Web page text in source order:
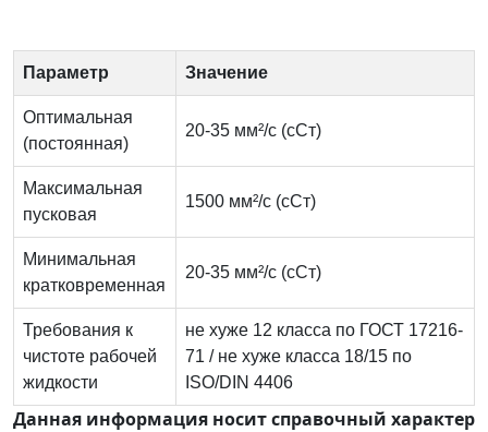
Параметр Значение
Оптимальная
(постоянная)
20-35 мм²/с (сСт)
Максимальная
пусковая
1500 мм²/с (сСт)
Минимальная
кратковременная
20-35 мм²/с (сСт)
Требования к
чистоте рабочей
жидкости
не хуже 12 класса по ГОСТ 17216-
71 / не хуже класса 18/15 по
ISO/DIN 4406
Данная информация носит справочный характер